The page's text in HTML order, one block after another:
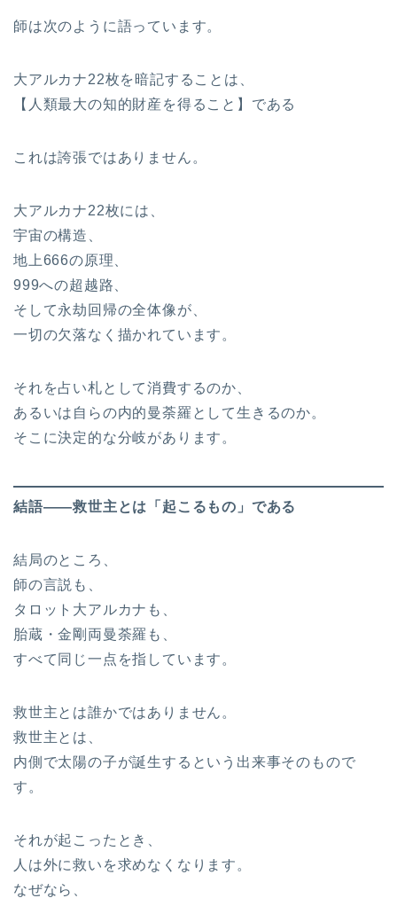
師は次のように語っています。
大アルカナ22枚を暗記することは、
【人類最大の知的財産を得ること】である
これは誇張ではありません。
大アルカナ22枚には、
宇宙の構造、
地上666の原理、
999への超越路、
そして永劫回帰の全体像が、
一切の欠落なく描かれています。
それを占い札として消費するのか、
あるいは自らの内的曼荼羅として生きるのか。
そこに決定的な分岐があります。
結語――救世主とは「起こるもの」である
結局のところ、
師の言説も、
タロット大アルカナも、
胎蔵・金剛両曼荼羅も、
すべて同じ一点を指しています。
救世主とは誰かではありません。
救世主とは、
内側で太陽の子が誕生するという出来事そのもので
す。
それが起こったとき、
人は外に救いを求めなくなります。
なぜなら、